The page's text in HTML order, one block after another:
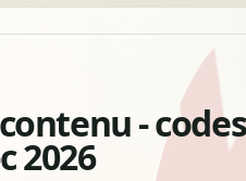
- codes
2026